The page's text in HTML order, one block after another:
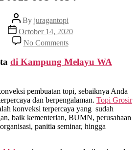
Post
author
By juragantopi
Post
date
October 14, 2020
No Commentson
Topi
Grosir
Jakarta
Melayu
WA
0815
995
6854
di Kampung Melayu WA
pembuatan topi, sebaiknya Anda
dan berpengalaman. Topi Grosir
konveksi terpercaya yang sudah
baik kementerian, BUMN, perusahaan
panitia seminar, hingga